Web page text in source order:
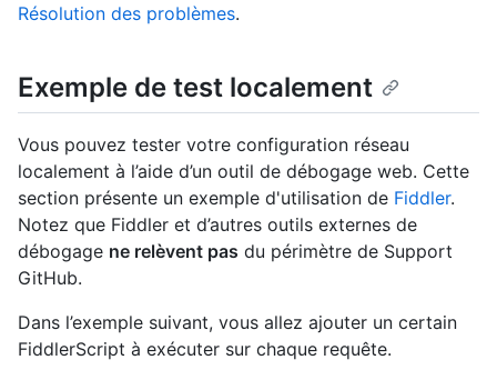
Résolution des problèmes.
Exemple de test localement
Vous pouvez tester votre configuration réseau
localement à l’aide d’un outil de débogage web. Cette
section présente un exemple d'utilisation de Fiddler.
Notez que Fiddler et d’autres outils externes de
débogage ne relèvent pas du périmètre de Support
GitHub.
Dans l’exemple suivant, vous allez ajouter un certain
FiddlerScript à exécuter sur chaque requête.